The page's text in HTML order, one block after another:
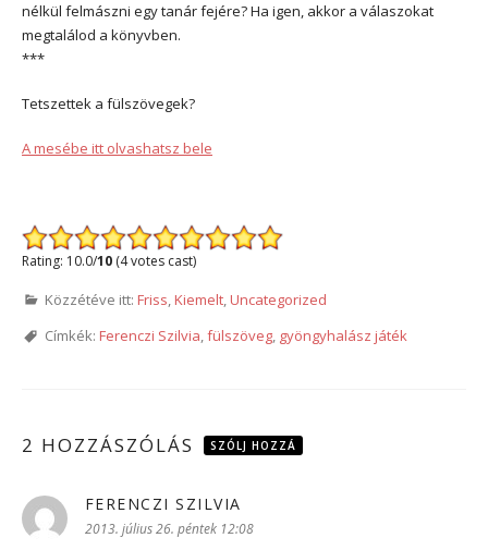
nélkül felmászni egy tanár fejére? Ha igen, akkor a válaszokat
megtalálod a könyvben.
***
Tetszettek a fülszövegek?
A mesébe itt olvashatsz bele
Rating: 10.0/10 (4 votes cast)
Közzétéve itt: Friss,Kiemelt,Uncategorized
Címkék: Ferenczi Szilvia,fülszöveg, gyöngyhalász játék
2 HOZZÁSZÓLÁS SZÓLJ HOZZÁ
FERENCZI SZILVIA
2013. július 26. péntek 12:08